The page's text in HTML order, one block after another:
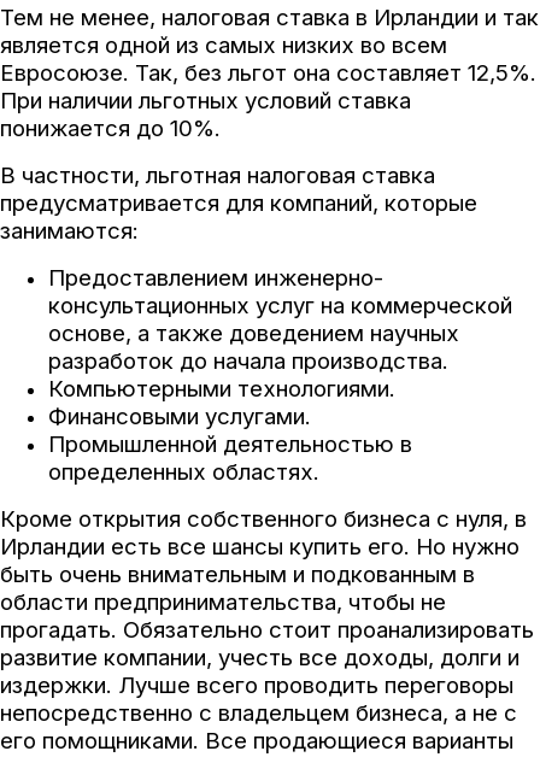
Тем не менее, налоговая ставка в Ирландии и так
является одной из самых низких во всем
Евросоюзе. Так, без льгот она составляет 12,5%.
При наличии льготных условий ставка
понижается до 10%.
В частности, льготная налоговая ставка
предусматривается для компаний, которые
занимаются:
Предоставлением инженерно-
консультационных услуг на коммерческой
основе, а также доведением научных
разработок до начала производства.
Компьютерными технологиями.
Финансовыми услугами.
Промышленной деятельностью в
определенных областях.
Кроме открытия собственного бизнеса с нуля, в
Ирландии есть все шансы купить его. Но нужно
быть очень внимательным и подкованным в
области предпринимательства, чтобы не
прогадать. Обязательно стоит проанализировать
развитие компании, учесть все доходы, долги и
издержки. Лучше всего проводить переговоры
непосредственно с владельцем бизнеса, а не с
его помощниками. Все продающиеся варианты